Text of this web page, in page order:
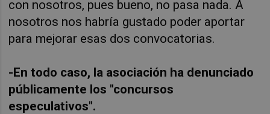
con nosotros, pues bueno, no pasa nada. A
nosotros nos habría gustado poder aportar
para mejorar esas dos convocatorias.
-En todo caso, la asociación ha denunciado
públicamente los "concursos
especulativos".